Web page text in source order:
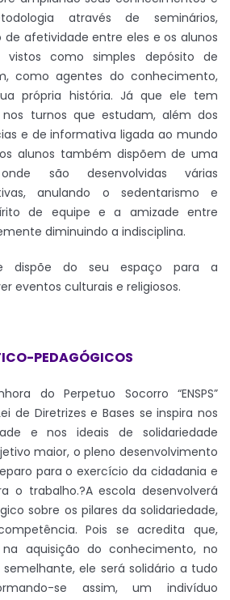
através de seminários,
afetividade entre eles e os alunos
como simples depósito de
como agentes do conhecimento,
própria história. Já que ele tem
turnos que estudam, além dos
e de informativa ligada ao mundo
alunos também dispõem de uma
são desenvolvidas várias
anulando o sedentarismo e
de equipe e a amizade entre
diminuindo a indisciplina.
dispõe do seu espaço para a
eventos culturais e religiosos.
PEDAGÓGICOS
do Perpetuo Socorro “ENSPS”
de Diretrizes e Bases se inspira nos
e nos ideais de solidariedade
maior, o pleno desenvolvimento
para o exercício da cidadania e
o trabalho.?A escola desenvolverá
sobre os pilares da solidariedade,
Pois se acredita que,
aquisição do conhecimento, no
ele será solidário a tudo
se assim, um indivíduo